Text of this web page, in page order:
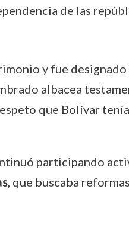
de las
y fue
albacea
que Bolívar
participando
, que buscaba